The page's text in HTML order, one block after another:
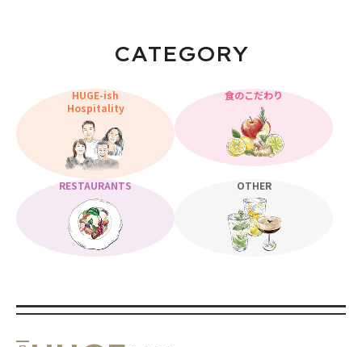
CATEGORY
HUGE-ish
Hospitality
食のこだわり
RESTAURANTS OTHER